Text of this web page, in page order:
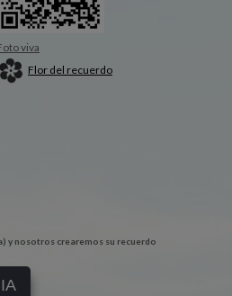
viva
Flor del recuerdo
y nosotros crearemos su recuerdo